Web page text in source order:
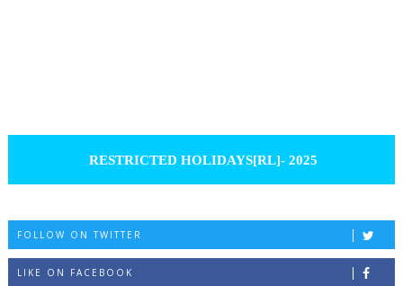
RESTRICTED HOLIDAYS[RL]- 2025
FOLLOW ON TWITTER
LIKE ON FACEBOOK